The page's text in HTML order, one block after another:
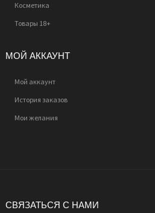
Косметика
Товары 18+
МОЙ АККАУНТ
Мой аккаунт
История заказов
Мои желания
СВЯЗАТЬСЯ С НАМИ